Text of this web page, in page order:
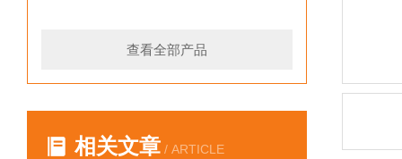
查看全部产品
相关文章 / ARTICLE